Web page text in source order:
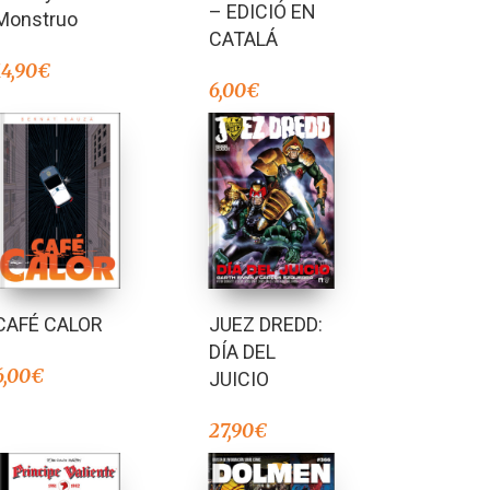
€
– EDICIÓ EN
CATALÁ
6,00€
CALOR
€
JUEZ DREDD:
DÍA DEL
JUICIO
27,90€